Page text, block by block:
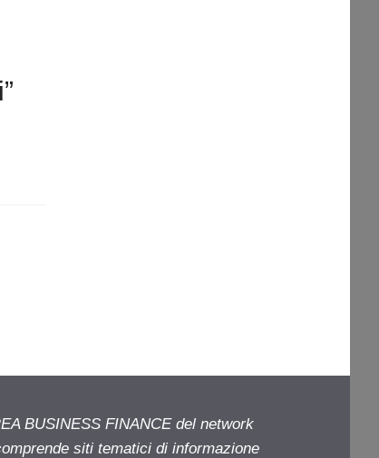
BUSINESS FINANCE del network
siti tematici di informazione